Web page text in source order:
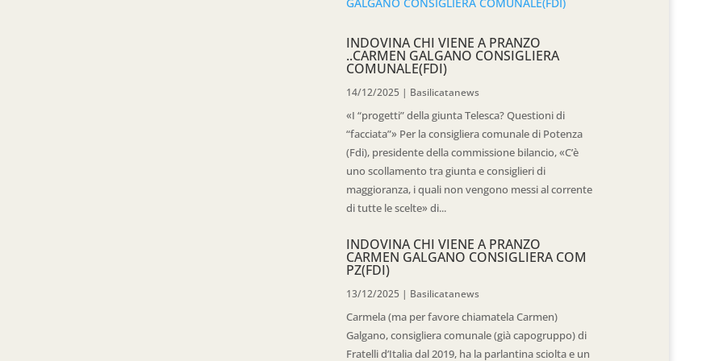
INDOVINA CHI VIENE A PRANZO
..CARMEN GALGANO CONSIGLIERA
COMUNALE(FDI)
14/12/2025 | Basilicatanews
«I “progetti” della giunta Telesca? Questioni di
“facciata”» Per la consigliera comunale di Potenza
(Fdi), presidente della commissione bilancio, «C’è
uno scollamento tra giunta e consiglieri di
maggioranza, i quali non vengono messi al corrente
di tutte le scelte» di...
INDOVINA CHI VIENE A PRANZO
CARMEN GALGANO CONSIGLIERA COM
PZ(FDI)
13/12/2025 | Basilicatanews
Carmela (ma per favore chiamatela Carmen)
Galgano, consigliera comunale (già capogruppo) di
Fratelli d’Italia dal 2019, ha la parlantina sciolta e un